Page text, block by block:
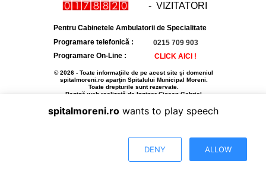
Pentru Cabinetele Ambulatorii de Specialitate
CLICK AICI !
Programare On-Line :
0215 709 903
- VIZITATORI
Programare telefonică :
© 2026 - Toate informațiile de pe acest site și domeniul
spitalmoreni.ro aparțin Spitalului Municipal Moreni.
Toate drepturile sunt rezervate.
Pagină web realizată de Inginer Ciocan Gabriel
spitalmoreni.rowants to play speech
DENY ALLOW